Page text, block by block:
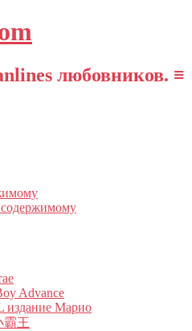
любовников. ≡
Advance
издание Марио
霸王